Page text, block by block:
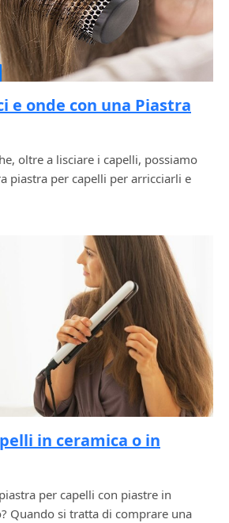
e onde con una Piastra
oltre a lisciare i capelli, possiamo
piastra per capelli per arricciarli e
in ceramica o in
per capelli con piastre in
Quando si tratta di comprare una